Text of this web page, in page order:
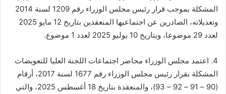
المشكلة بموجب قرار رئيس مجلس الوزراء رقم 1209 لسنة 2014
وتعديلاته، الصادرين عن اجتماعيها المنعقدين بتاريخ 12 مايو 2025
لعدد 29 موضوعا، وبتاريخ 10 يوليو 2025 لعدد 1 موضوع.
4. اعتمد مجلس الوزراء محاضر اجتماعات اللجنة العليا للتعويضات
المشكلة بقرار رئيس مجلس الوزراء رقم 1677 لسنة 2017، أرقام
(90 – 91 – 92 – 93)، والمنعقدة بتاريخ 18 أغسطس 2025، والتي